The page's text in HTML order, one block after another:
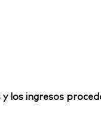
y los ingresos